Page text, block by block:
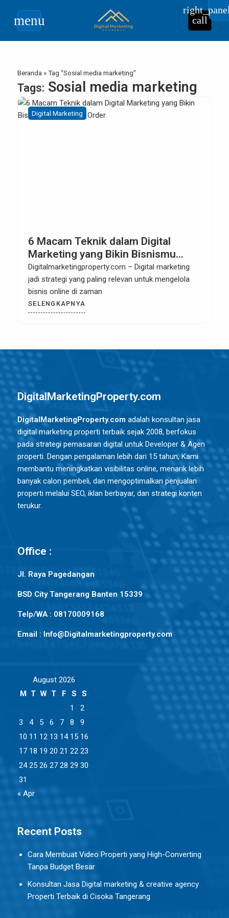
menu call
Beranda »Tag "Sosial media marketing"
Tags: Sosial media marketing
Digital Marketing
6 Macam Teknik dalam Digital
Marketing yang Bikin Bisnismu
Kebanjiran Order
Digitalmarketingproperty.com – Digital marketing
jadi strategi yang paling relevan untuk mengelola
bisnis online di zaman
SELENGKAPNYA
DigitalMarketingProperty.com
DigitalMarketingProperty.com adalah konsultan jasa
digital marketing properti terbaik sejak 2008, berfokus
pada strategi pemasaran digital untuk Developer & Agen
properti. Dengan pengalaman lebih dari 15 tahun, Kami
membantu meningkatkan visibilitas online, menarik lebih
banyak calon pembeli, dan mengoptimalkan penjualan
properti melalui SEO, iklan berbayar, dan strategi konten
terukur.
Office :
Jl. Raya Pagedangan
BSD City Tangerang Banten 15339
Telp/WA : 08170009168
Email : Info@Digitalmarketingproperty.com
August 2026
M T W T F S
S
1
2
3
4 5 6 7 8
9
10 11 12 13 14 15 16
17 18 19 20 21 22 23
24 25 26 27 28 29 30
31
« Apr
Recent Posts
Cara Membuat Video Properti yang High-Converting
Tanpa Budget Besar
Konsultan Jasa Digital marketing & creative agency
Properti Terbaik di Cisoka Tangerang